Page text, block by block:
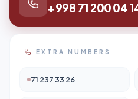
+998 71 200 04
EXTRA NUMBERS
71 237 33 26